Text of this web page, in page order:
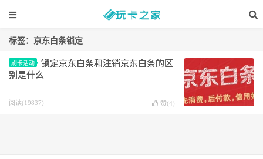
标签：京东白条锁定
刷卡活动
锁定京东白条和注销京东白条的区
别是什么
阅读(19837) 赞(4)